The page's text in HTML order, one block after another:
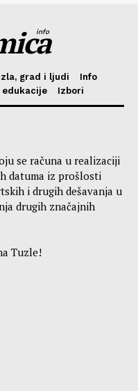
info
grad i ljudi
Info
edukacije Izbori
se računa u realizaciji
datuma iz prošlosti
i drugih dešavanja u
drugih značajnih
Tuzle!